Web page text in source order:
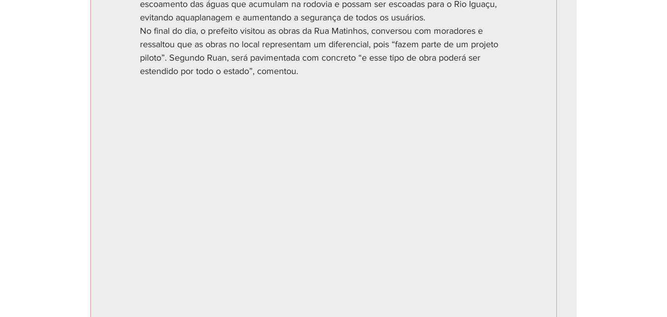
escoamento das águas que acumulam na rodovia e possam ser escoadas para o Rio Iguaçu,
evitando aquaplanagem e aumentando a segurança de todos os usuários.
No final do dia, o prefeito visitou as obras da Rua Matinhos, conversou com moradores e
ressaltou que as obras no local representam um diferencial, pois “fazem parte de um projeto
piloto”. Segundo Ruan, será pavimentada com concreto “e esse tipo de obra poderá ser
estendido por todo o estado”, comentou.